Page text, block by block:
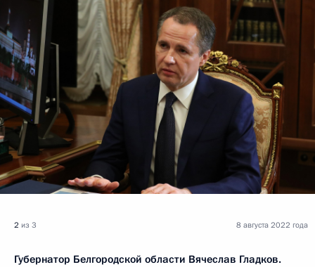
2 из 3
Губернатор Белгородской области Вячеслав Гладков.
8 августа 2022 года